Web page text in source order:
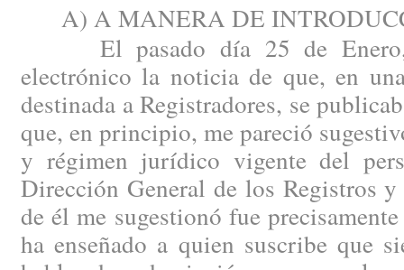
A) A MANERA DE
El pasado día 25 de Enero,
electrónico la noticia de que, en
destinada a Registradores, se
que, en principio, me pareció
y régimen jurídico vigente del
Dirección General de los Registros
de él me sugestionó fue
ha enseñado a quien suscribe que